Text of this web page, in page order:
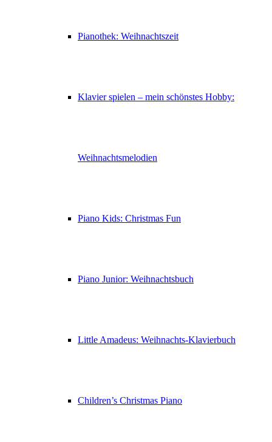
Pianothek: Weihnachtszeit
Klavier spielen – mein schönstes Hobby:
Weihnachtsmelodien
Piano Kids: Christmas Fun
Piano Junior: Weihnachtsbuch
Little Amadeus: Weihnachts-Klavierbuch
Children’s Christmas Piano